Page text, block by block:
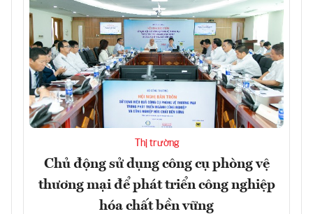
Thị trường
Chủ động sử dụng công cụ phòng vệ
thương mại để phát triển công nghiệp
hóa chất bền vững